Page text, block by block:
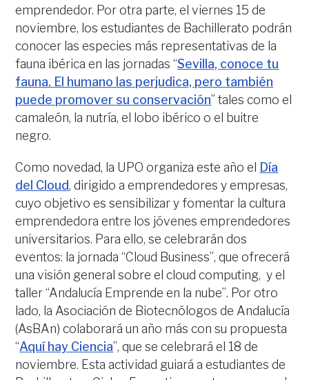
emprendedor. Por otra parte, el viernes 15 de
noviembre, los estudiantes de Bachillerato podrán
conocer las especies más representativas de la
fauna ibérica en las jornadas “Sevilla, conoce tu
fauna. El humano las perjudica, pero también
puede promover su conservación” tales como el
camaleón, la nutría, el lobo ibérico o el buitre
negro.
Como novedad, la UPO organiza este año el
Día
del Cloud, dirigido a emprendedores y empresas,
cuyo objetivo es sensibilizar y fomentar la cultura
emprendedora entre los jóvenes emprendedores
universitarios. Para ello, se celebrarán dos
eventos: la jornada “Cloud Business”, que ofrecerá
una visión general sobre el cloud computing, y el
taller “Andalucía Emprende en la nube”. Por otro
lado, la Asociación de Biotecnólogos de Andalucía
(AsBAn) colaborará un año más con su propuesta
“Aquí hay Ciencia”, que se celebrará el 18 de
noviembre. Esta actividad guiará a estudiantes de